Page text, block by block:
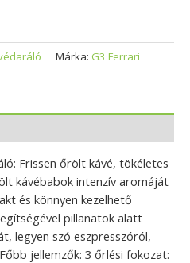
Márka: G3 Ferrari
Frissen őrölt kávé, tökéletes
kávébabok intenzív aromáját
és könnyen kezelhető
pillanatok alatt
legyen szó eszpresszóról,
jellemzők: 3 őrlési fokozat: